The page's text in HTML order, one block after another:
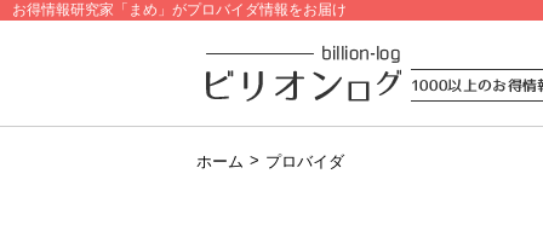
お得情報研究家「まめ」がプロバイダ情報をお届け
ホーム > プロバイダ